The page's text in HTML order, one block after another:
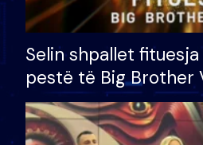
Selin shpallet
pestë të Big Brother
çmimin e madh prej